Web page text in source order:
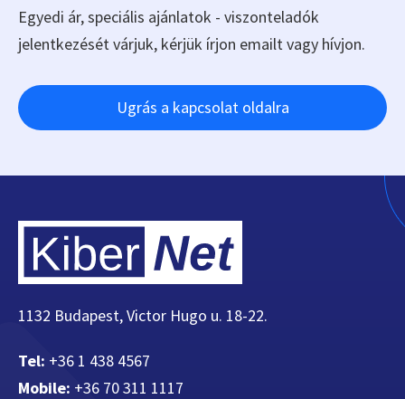
Egyedi ár, speciális ajánlatok - viszonteladók
jelentkezését várjuk, kérjük írjon emailt vagy hívjon.
Ugrás a kapcsolat oldalra
1132 Budapest, Victor Hugo u. 18-22.
Tel: +36 1 438 4567
Mobile: +36 70 311 1117